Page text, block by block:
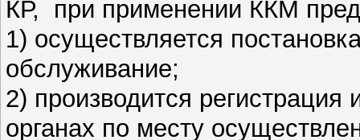
КР, при применении ККМ
1) осуществляется
обслуживание;
2) производится
органах по месту